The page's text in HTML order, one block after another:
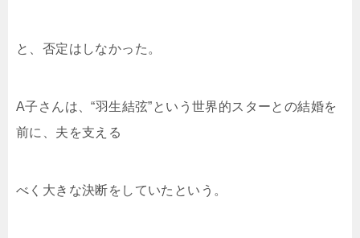
と、否定はしなかった。
A子さんは、“羽生結弦”という世界的スターとの結婚を
前に、夫を支える
べく大きな決断をしていたという。